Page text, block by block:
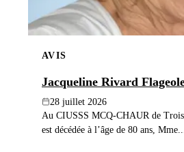
AVIS
Jacqueline Rivard
28 juillet 2026
Au CIUSSS MCQ-CHAUR de
est décédée à l’âge de 80 ans, Mme...